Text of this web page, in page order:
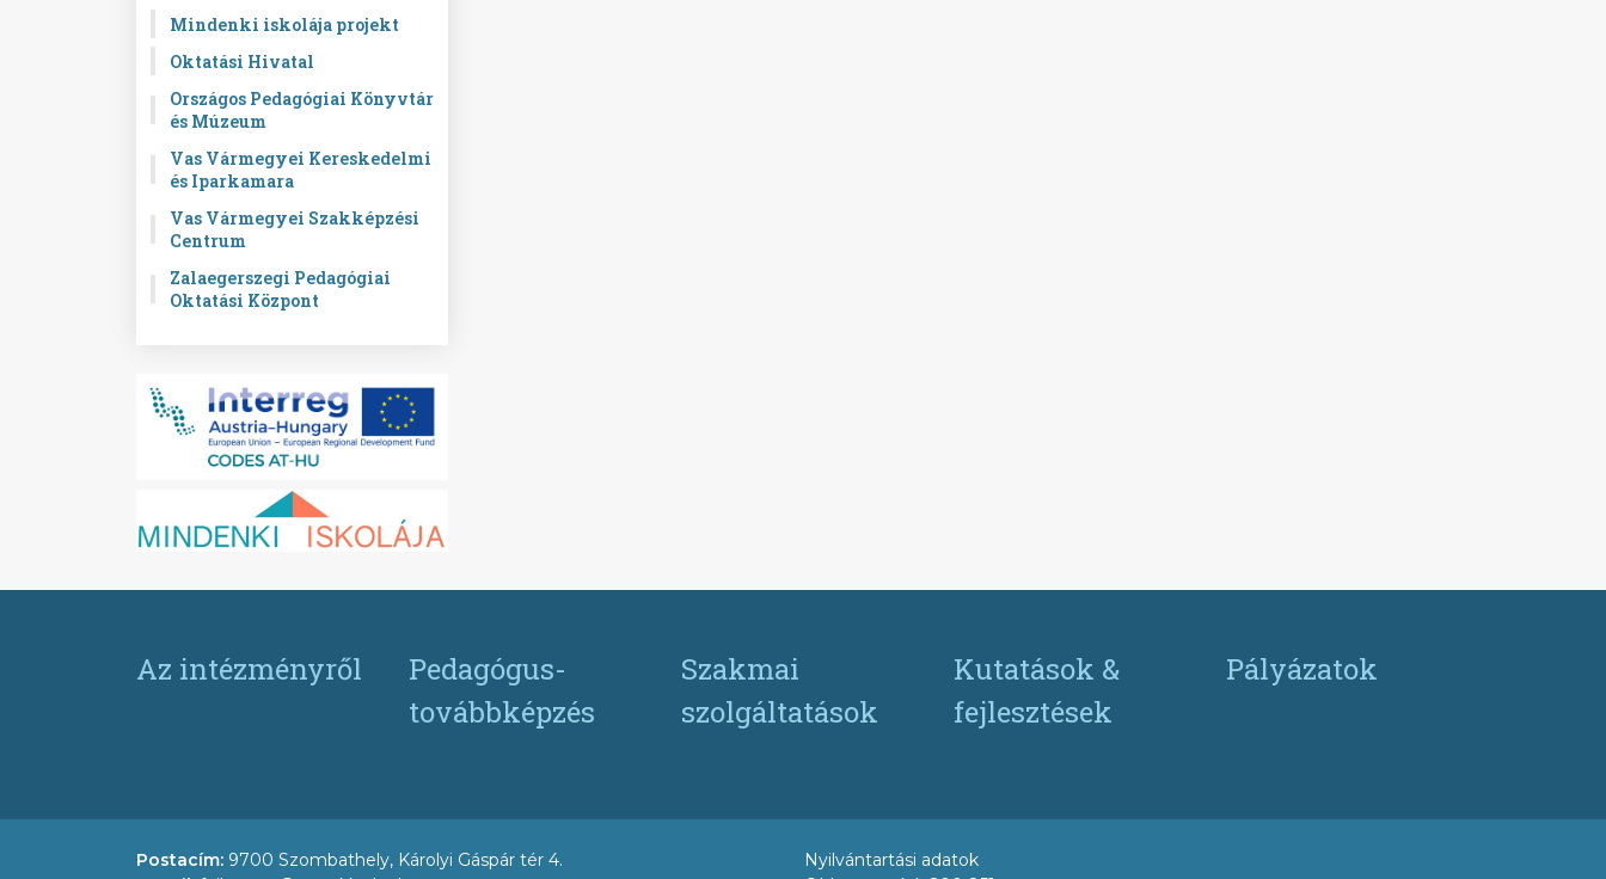
Mindenki iskolája projekt
Oktatási Hivatal
Országos Pedagógiai Könyvtár
és Múzeum
Vas Vármegyei Kereskedelmi
és Iparkamara
Vas Vármegyei Szakképzési
Centrum
Zalaegerszegi Pedagógiai
Oktatási Központ
Az intézményről
Pedagógus-
továbbképzés
Szakmai
szolgáltatások
Kutatások &
fejlesztések
Pályázatok
Postacím: 9700 Szombathely, Károlyi Gáspár tér 4.
Nyilvántartási adatok